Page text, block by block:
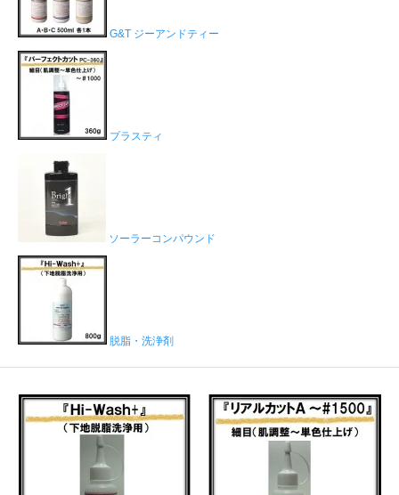
G&T ジーアンドティー
プラスティ
ソーラーコンパウンド
脱脂・洗浄剤